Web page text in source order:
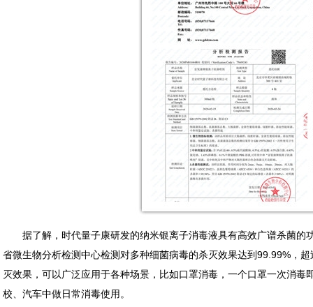
据了解，时代量子康研发的纳米银离子消毒液具有高效广谱杀菌
省微生物分析检测中心检测对多种细菌病毒的杀灭效果达到99.99%，
灭效果，可以广泛应用于各种场景，比如口罩消毒，一个口罩一次消
校、汽车中做日常消毒使用。